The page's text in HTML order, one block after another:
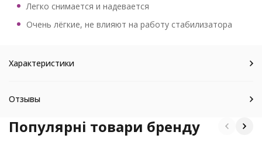
Легко снимается и надевается
Очень лёгкие, не влияют на работу стабилизатора
Характеристики
Отзывы
Популярні товари бренду